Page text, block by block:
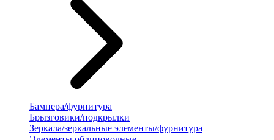
Бампера/фурнитура
Брызговики/подкрылки
Зеркала/зеркальные элементы/фурнитура